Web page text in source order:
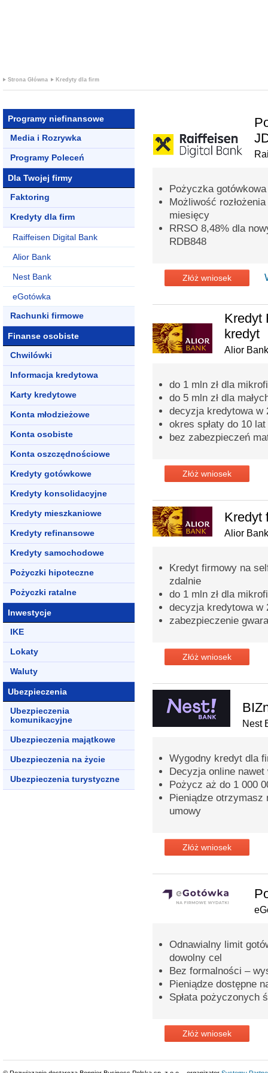
Strona Główna Kredyty dla firm
Programy niefinansowe
Media i Rozrywka
Programy Poleceń
Dla Twojej firmy
Faktoring
Kredyty dla firm
Raiffeisen Digital Bank
Alior Bank
Nest Bank
eGotówka
Rachunki firmowe
Finanse osobiste
Chwilówki
Informacja kredytowa
Karty kredytowe
Konta młodzieżowe
Konta osobiste
Konta oszczędnościowe
Kredyty gotówkowe
Kredyty konsolidacyjne
Kredyty mieszkaniowe
Kredyty refinansowe
Kredyty samochodowe
Pożyczki hipoteczne
Pożyczki ratalne
Inwestycje
IKE
Lokaty
Waluty
Ubezpieczenia
Ubezpieczenia
komunikacyjne
Ubezpieczenia majątkowe
Ubezpieczenia na życie
Ubezpieczenia turystyczne
Pożyczka
Możliwość
miesięcy
RRSO 8,48% dla
RDB848
Złóż wniosek
Kredyt
kredyt
Alior Bank
do 1 mln zł dla
do 5 mln zł dla
decyzja kredytowa w
okres spłaty do 10 lat
bez zabezpieczeń
Złóż wniosek
Kredyt
Alior Bank
Kredyt firmowy na
zdalnie
do 1 mln zł dla
decyzja kredytowa w
zabezpieczenie
Złóż wniosek
Nest
Wygodny kredyt dla
Decyzja online nawet
Pożycz aż do 1 000
Pieniądze otrzymasz
umowy
Złóż wniosek
Odnawialny limit
dowolny cel
Bez formalności –
Pieniądze dostępne
Spłata pożyczonych
Złóż wniosek